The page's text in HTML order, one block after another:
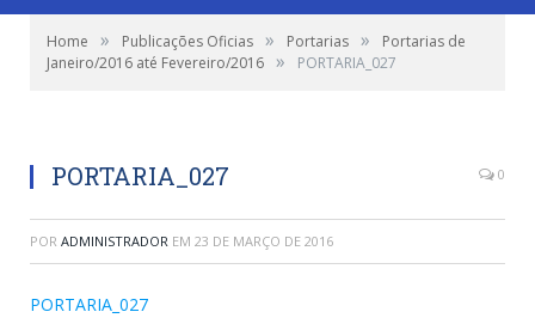
Home » Publicações Oficias » Portarias »
Portarias de
Janeiro/2016 até Fevereiro/2016 » PORTARIA_027
PORTARIA_027 0
POR ADMINISTRADOR EM 23 DE MARÇO DE 2016
PORTARIA_027